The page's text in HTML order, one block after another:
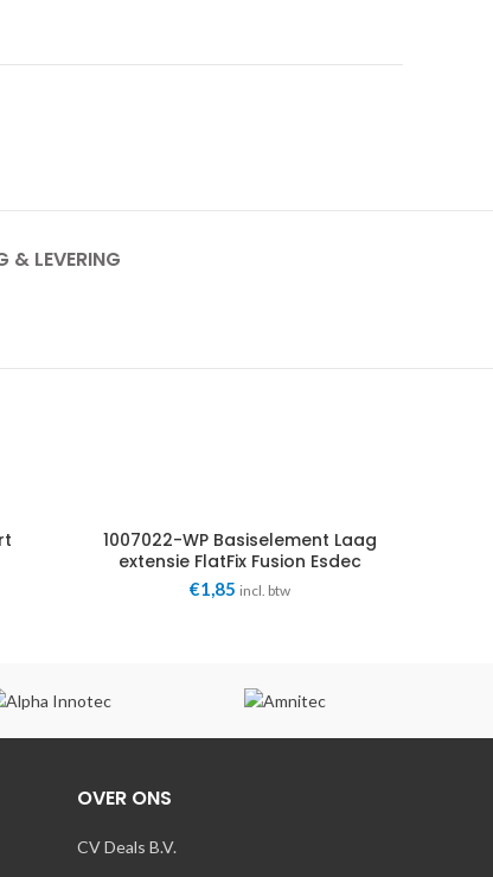
& LEVERING
1007022-WP Basiselement Laag
extensie FlatFix Fusion Esdec
€1,85 incl. btw
OVER ONS
CV Deals B.V.